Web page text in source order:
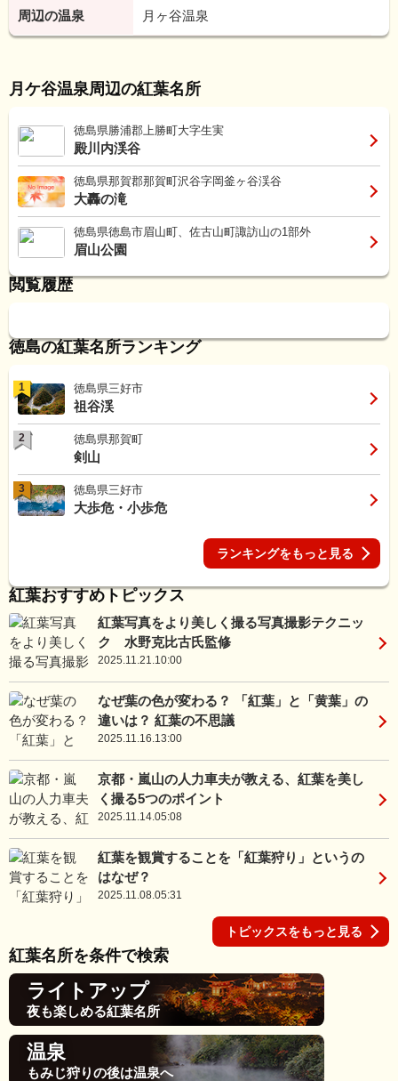
周辺の温泉 月ヶ谷温泉
月ケ谷温泉周辺の紅葉名所
徳島県勝浦郡上勝町大字生実
殿川内渓谷
徳島県那賀郡那賀町沢谷字岡釜ヶ谷渓谷
大轟の滝
徳島県徳島市眉山町、佐古山町諏訪山の1部外
眉山公園
閲覧履歴
徳島の紅葉名所ランキング
1 徳島県三好市
祖谷渓
2 徳島県那賀町
剣山
3 徳島県三好市
大歩危・小歩危
ランキングをもっと見る
紅葉おすすめトピックス
紅葉写真をより美しく撮る写真撮影テクニッ
ク 水野克比古氏監修
2025.11.21.10:00
なぜ葉の色が変わる？ 「紅葉」と「黄葉」の
違いは？ 紅葉の不思議
2025.11.16.13:00
京都・嵐山の人力車夫が教える、紅葉を美し
く撮る5つのポイント
2025.11.14.05:08
紅葉を観賞することを「紅葉狩り」というの
はなぜ？
2025.11.08.05:31
トピックスをもっと見る
紅葉名所を条件で検索
ライトアップ
夜も楽しめる紅葉名所
温泉
もみじ狩りの後は温泉へ